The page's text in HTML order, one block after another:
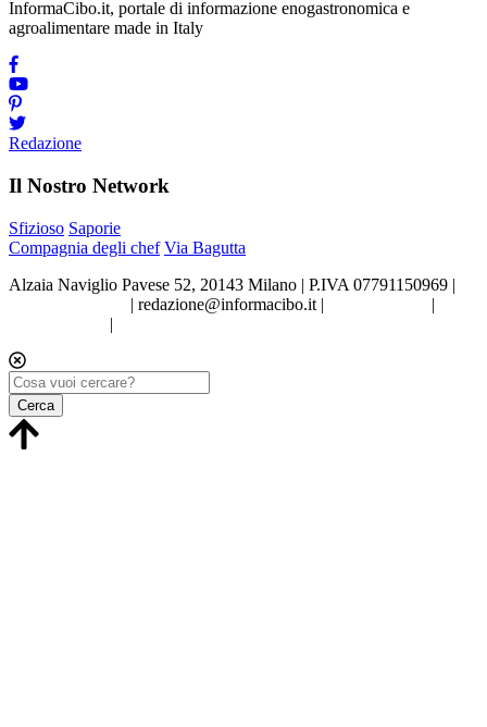
InformaCibo.it, portale di informazione enogastronomica e
agroalimentare made in Italy
Redazione
Il Nostro Network
Sfizioso Saporie
Compagnia degli chef Via Bagutta
Alzaia Naviglio Pavese 52, 20143 Milano | P.IVA 07791150969 |
| redazione@informacibo.it |
|
|
Cerca